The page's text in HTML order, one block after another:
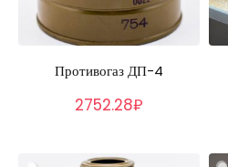
Противогаз ДП-4
2752.28₽